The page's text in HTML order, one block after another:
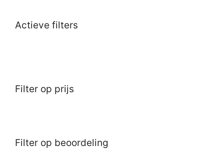
Actieve filters
Filter op prijs
Filter op beoordeling